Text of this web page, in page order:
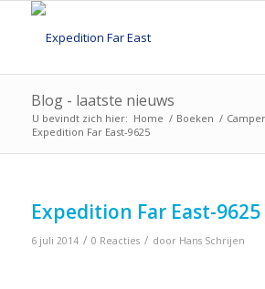
Blog - laatste nieuws
U bevindt zich hier: Home / Boeken /
Expedition Far East-9625
Expedition Far East-9625
6 juli 2014 / 0 Reacties / door Hans Schrijen